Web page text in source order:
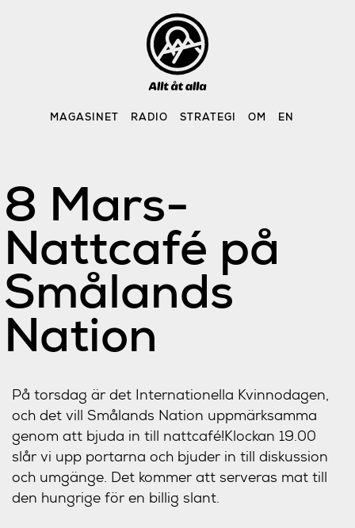
MAGASINET RADIO STRATEGI OM EN
8 Mars-
Nattcafé på
Smålands
Nation
På torsdag är det Internationella Kvinnodagen,
och det vill Smålands Nation uppmärksamma
genom att bjuda in till nattcafé!Klockan 19.00
slår vi upp portarna och bjuder in till diskussion
och umgänge. Det kommer att serveras mat till
den hungrige för en billig slant.